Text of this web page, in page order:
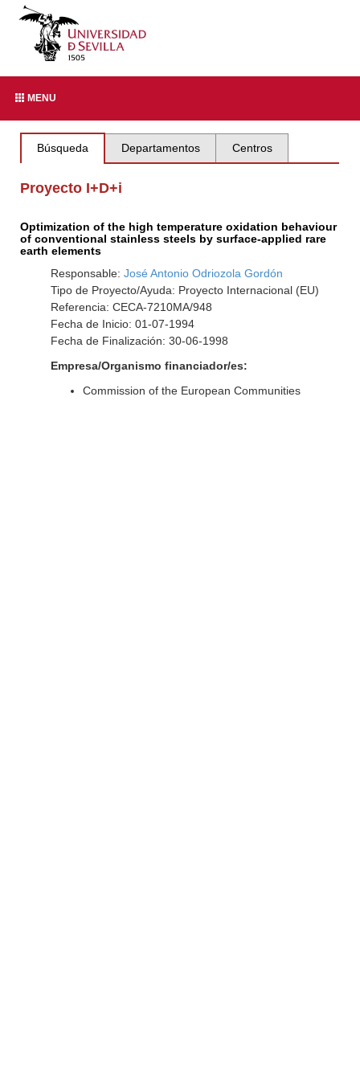
MENU
Búsqueda Departamentos Centros
Proyecto I+D+i
Optimization of the high temperature oxidation behaviour
of conventional stainless steels by surface-applied rare
earth elements
Responsable: José Antonio Odriozola Gordón
Tipo de Proyecto/Ayuda: Proyecto Internacional (EU)
Referencia: CECA-7210MA/948
Fecha de Inicio: 01-07-1994
Fecha de Finalización: 30-06-1998
Empresa/Organismo financiador/es:
Commission of the European Communities